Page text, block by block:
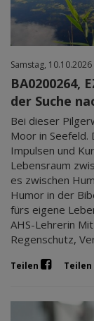
Samstag, 10.10.2026
BA0200264,
der Suche
Bei dieser
Moor in
Impulsen und
Lebensraum
es zwischen
Humor in der
fürs eigene
AHS-Lehrerin
Regenschutz,
Teilen Teilen